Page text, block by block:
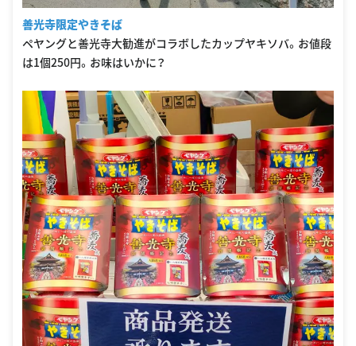
善光寺限定やきそば
ペヤングと善光寺大勧進がコラボしたカップヤキソバ。お値段
は1個250円。お味はいかに？